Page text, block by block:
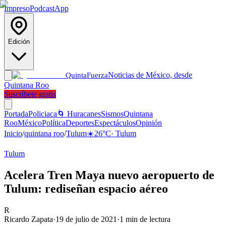
ImpresoPodcastApp
Edición
QuintaFuerzaNoticias de México, desde
Quintana Roo
Suscríbete gratis
PortadaPoliciaca 🌀 HuracanesSismosQuintana
RooMéxicoPolíticaDeportesEspectáculosOpinión
Inicio/quintana roo/Tulum☀️26°C· Tulum
Tulum
Acelera Tren Maya nuevo aeropuerto de
Tulum: rediseñan espacio aéreo
R
Ricardo Zapata·19 de julio de 2021 ·1 min de lectura